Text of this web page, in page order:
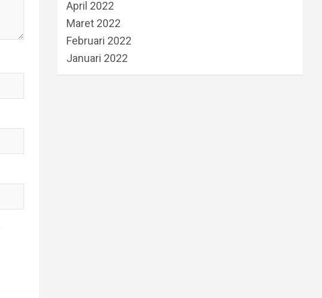
April 2022
Maret 2022
Februari 2022
Januari 2022